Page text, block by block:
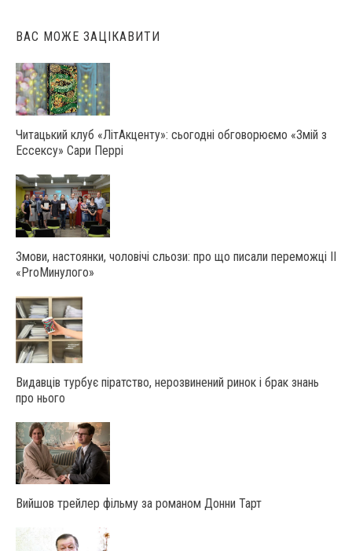
ВАС МОЖЕ ЗАЦІКАВИТИ
Читацький клуб «ЛітАкценту»: сьогодні обговорюємо «Змій з
Ессексу» Сари Перрі
Змови, настоянки, чоловічі сльози: про що писали переможці ІІ
«ProМинулого»
Видавців турбує піратство, нерозвинений ринок і брак знань
про нього
Вийшов трейлер фільму за романом Донни Тарт